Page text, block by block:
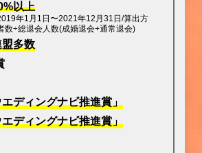
以上
年1月1日〜2021年12月31日/算出方
数÷総退会人数(成婚退会+通常退会)
盟多数
エディングナビ推進賞」
エディングナビ推進賞」